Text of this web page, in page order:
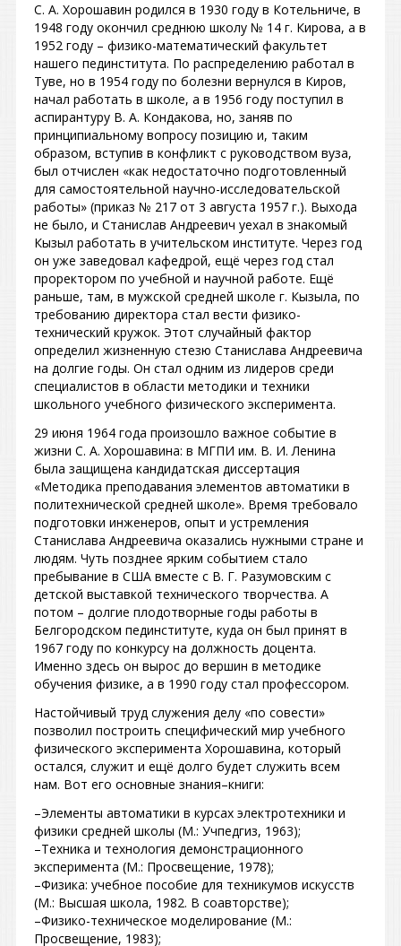
С. А. Хорошавин родился в 1930 году в Котельниче, в
1948 году окончил среднюю школу № 14 г. Кирова, а в
1952 году – физико-математический факультет
нашего пединститута. По распределению работал в
Туве, но в 1954 году по болезни вернулся в Киров,
начал работать в школе, а в 1956 году поступил в
аспирантуру В. А. Кондакова, но, заняв по
принципиальному вопросу позицию и, таким
образом, вступив в конфликт с руководством вуза,
был отчислен «как недостаточно подготовленный
для самостоятельной научно-исследовательской
работы» (приказ № 217 от 3 августа 1957 г.). Выхода
не было, и Станислав Андреевич уехал в знакомый
Кызыл работать в учительском институте. Через год
он уже заведовал кафедрой, ещё через год стал
проректором по учебной и научной работе. Ещё
раньше, там, в мужской средней школе г. Кызыла, по
требованию директора стал вести физико-
технический кружок. Этот случайный фактор
определил жизненную стезю Станислава Андреевича
на долгие годы. Он стал одним из лидеров среди
специалистов в области методики и техники
школьного учебного физического эксперимента.
29 июня 1964 года произошло важное событие в
жизни С. А. Хорошавина: в МГПИ им. В. И. Ленина
была защищена кандидатская диссертация
«Методика преподавания элементов автоматики в
политехнической средней школе». Время требовало
подготовки инженеров, опыт и устремления
Станислава Андреевича оказались нужными стране и
людям. Чуть позднее ярким событием стало
пребывание в США вместе с В. Г. Разумовским с
детской выставкой технического творчества. А
потом – долгие плодотворные годы работы в
Белгородском пединституте, куда он был принят в
1967 году по конкурсу на должность доцента.
Именно здесь он вырос до вершин в методике
обучения физике, а в 1990 году стал профессором.
Настойчивый труд служения делу «по совести»
позволил построить специфический мир учебного
физического эксперимента Хорошавина, который
остался, служит и ещё долго будет служить всем
нам. Вот его основные знания–книги:
–Элементы автоматики в курсах электротехники и
физики средней школы (М.: Учпедгиз, 1963);
–Техника и технология демонстрационного
эксперимента (М.: Просвещение, 1978);
–Физика: учебное пособие для техникумов искусств
(М.: Высшая школа, 1982. В соавторстве);
–Физико-техническое моделирование (М.:
Просвещение, 1983);